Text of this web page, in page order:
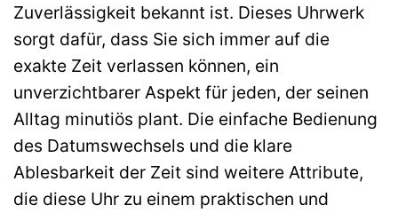
Zuverlässigkeit bekannt ist. Dieses Uhrwerk
sorgt dafür, dass Sie sich immer auf die
exakte Zeit verlassen können, ein
unverzichtbarer Aspekt für jeden, der seinen
Alltag minutiös plant. Die einfache Bedienung
des Datumswechsels und die klare
Ablesbarkeit der Zeit sind weitere Attribute,
die diese Uhr zu einem praktischen und